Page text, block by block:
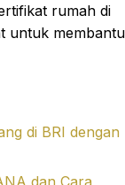
rumah di
untuk membantu
di BRI dengan
dan Cara